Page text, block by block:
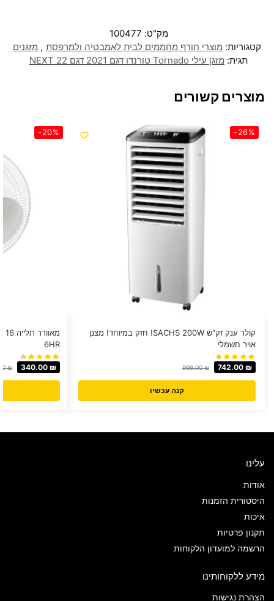
מק"ט: 100477
קטגוריות: מוצרי חורף מחממים לבית לאמבטיה ולמרפסת , מזגנים
תגית: ‏מזגן עילי Tornado טורנדו דגם 2021 דגם NEXT 22
מוצרים קשורים
-26%
קולר ענק זק"ש SACHS 200W! חזק במיוחד! מצנן
אויר חשמלי
999.00₪ 742.00 ₪
קנה עכשיו
-20%
6HR
₪ 340.00 ₪
עלינו
אודות
היסטורית הזמנות
איכות
תקנון פרטיות
הרשמה למועדון הלקוחות
מידע ללקוחותינו
הצהרת נגישות